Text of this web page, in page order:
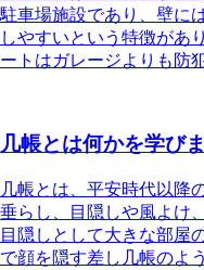
駐車場施設であり、壁に
しやすいという特徴があ
ートはガレージよりも防
几帳とは何かを学び
几帳とは、平安時代以降
垂らし、目隠しや風よけ
目隠しとして大きな部屋
で顔を隠す差し几帳のよ